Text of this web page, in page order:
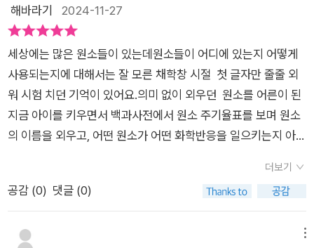
타민B12가 품고 있는 코발트는 해조류에 많기도 하지만 배터리
의 원료로도 쓰인다고 한다. 종종 효소 속에서 발견되는 니켈.. 니
켈은 초콜릿의 재료인 카카오 속에도 많이 있는 편이고 헬리코박
터균 발견로 연결되는 내용, 최근 반도체 기술을 위해 강대국 사
이에 경쟁이 심해지고 있다는 갈륨, ... 곶감과 비소에 관한 화학
적 이야기, 설탕의 시작 등등. 제목들이 가볍게 느껴진다고 해서
내용이 결코 겉핥기식인 것도 아니다. 조금은 난이도 있는 내용들
이 예사롭지 않다. 그 흥미로운 연장선으로 추천하고 싶은 과학책
이다. _코발트블루라고 하면 어쩐지 이국적인 패션 용어인 것
같고, 청화백자라고 하면 오래 묵은 유물 같지만, 알고 보면 코발
트를 활용해서 만든 같은 파란색에서 나온 말이다._p129 _재미
해바라기 2024-11-27
세상에는 많은 원소들이 있는데원소들이 어디에 있는지 어떻게
사용되는지에 대해서는 잘 모른 채학창 시절 첫 글자만 줄줄 외
워 시험 치던 기억이 있어요.의미 없이 외우던 원소를 어른이 된
지금 아이를 키우면서 백과사전에서 원소 주기율표를 보며 원소
의 이름을 외우고, 어떤 원소가 어떤 화학반응을 일으키는지 아이
수록 신기하고 재밌는 거 같아요.불꽃 축제가 열릴 때 노랑, 빨
강, 보라, 파랑, 초록 등의 아름다운 불꽃들이 나트륨, 스트로듐과
어렸을 땐 왜 관심이 없었는지......원소.알면 재밌고 모르면 어려
더보기
공감 (0) 댓글 (0)